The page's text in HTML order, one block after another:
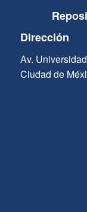
Dirección
Av.
Ciudad de